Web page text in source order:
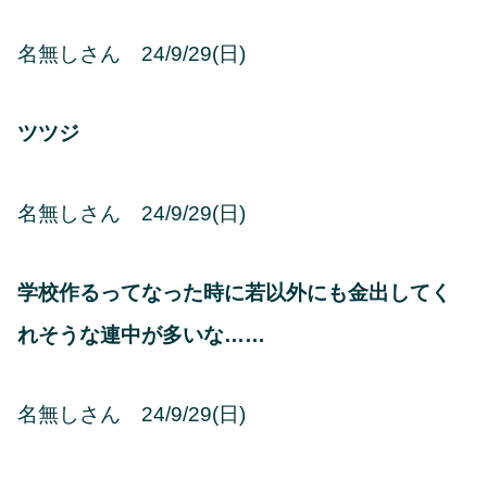
名無しさん 24/9/29(日)
ツツジ
名無しさん 24/9/29(日)
学校作るってなった時に若以外にも金出してく
れそうな連中が多いな……
名無しさん 24/9/29(日)